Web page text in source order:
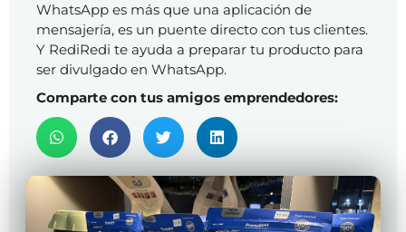
WhatsApp es más que una aplicación de
mensajería, es un puente directo con tus clientes.
Y RediRedi te ayuda a preparar tu producto para
ser divulgado en WhatsApp.
Comparte con tus amigos emprendedores: